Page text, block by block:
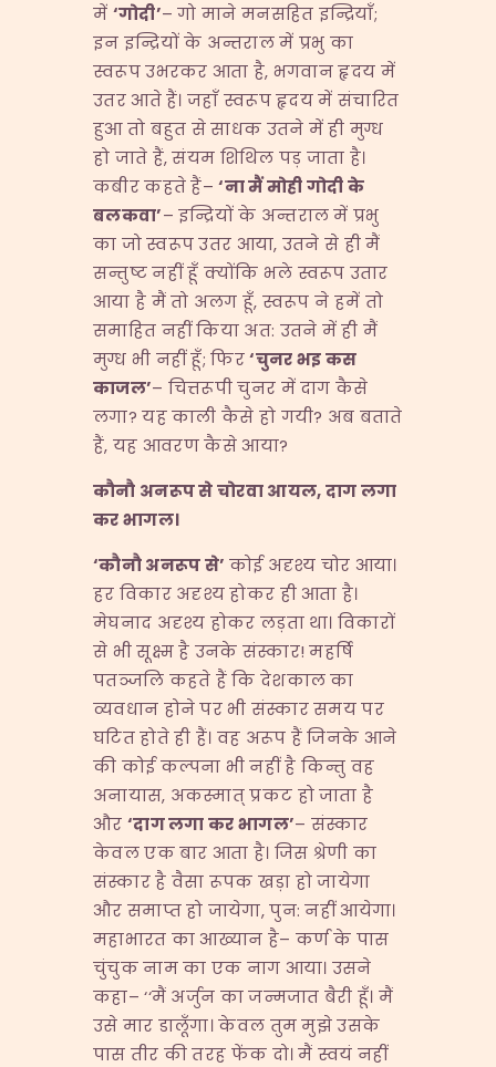
में ‘गोदी’– गो माने मनसहित इन्द्रियाँ;
इन इन्द्रियों के अन्तराल में प्रभु का
स्वरूप उभरकर आता है, भगवान हृदय में
उतर आते हैं। जहाँ स्वरूप हृदय में संचारित
हुआ तो बहुत से साधक उतने में ही मुग्ध
हो जाते हैं, संयम शिथिल पड़ जाता है।
कबीर कहते हैं–‘ना मैं मोही गोदी के
बलकवा’– इन्द्रियों के अन्तराल में प्रभु
का जो स्वरूप उतर आया, उतने से ही मैं
सन्तुष्ट नहीं हूँ क्योंकि भले स्वरूप उतार
आया है मैं तो अलग हूँ, स्वरूप ने हमें तो
समाहित नहीं किया अत: उतने में ही मैं
मुग्ध भी नहीं हूँ; फिर‘चुनर भइ कस
काजल’– चित्तरूपी चुनर में दाग कैसे
लगा? यह काली कैसे हो गयी? अब बताते
हैं, यह आवरण कैसे आया?
कौनौ अनरूप से चोरवा आयल,दाग लगा
कर भागल।
‘कौनौ अनरूप से’ कोई अदृश्य चोर आया।
हर विकार अदृश्य होकर ही आता है।
मेघनाद अदृश्य होकर लड़ता था। विकारों
से भी सूक्ष्म है उनके संस्कार! महर्षि
पतञ्जलि कहते हैं कि देशकाल का
व्यवधान होने पर भी संस्कार समय पर
घटित होते ही हैं। वह अरूप हैं जिनके आने
की कोई कल्पना भी नहीं है किन्तु वह
अनायास, अकस्मात् प्रकट हो जाता है
और ‘दाग लगा कर भागल’– संस्कार
केवल एक बार आता है। जिस श्रेणी का
संस्कार है वैसा रूपक खड़ा हो जायेगा
और समाप्त हो जायेगा, पुन: नहीं आयेगा।
महाभारत का आख्यान है– कर्ण के पास
चुंचुक नाम का एक नाग आया। उसने
कहा– ‘‘मैं अर्जुन का जन्मजात बैरी हूँ। मैं
उसे मार डालूँगा। केवल तुम मुझे उसके
पास तीर की तरह फेंक दो। मैं स्वयं नहीं